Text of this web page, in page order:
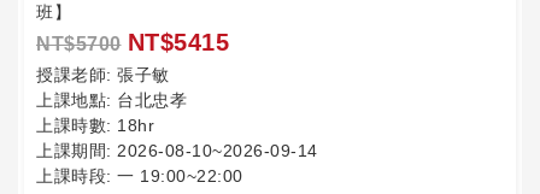
班】
NT$5700 NT$5415
授課老師: 張子敏
上課地點: 台北忠孝
上課時數: 18hr
上課期間: 2026-08-10~2026-09-14
上課時段: 一 19:00~22:00